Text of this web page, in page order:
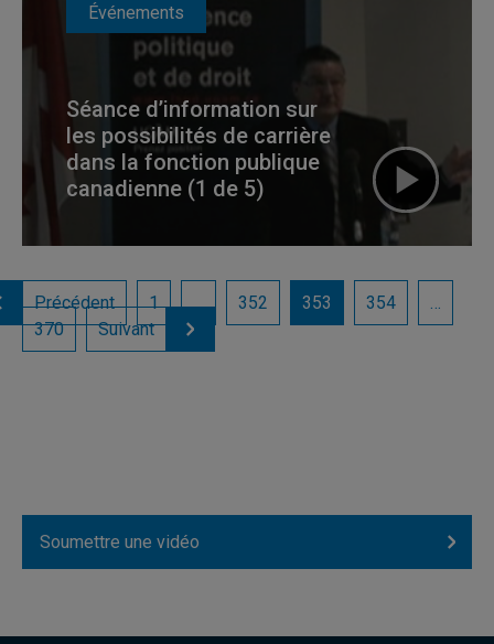
Événements
Séance d’information sur
les possibilités de carrière
dans la fonction publique
canadienne (1 de 5)
Précédent 1 … 352 353 354
…
370
Suivant
Soumettre une vidéo